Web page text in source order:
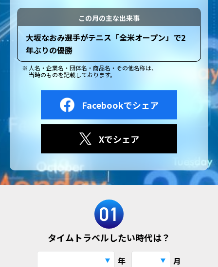
この月の主な出来事
大坂なおみ選手がテニス「全米オープン」で2
年ぶりの優勝
人名・企業名・団体名・商品名・その他名称は、
当時のものを記載しております。
Facebookでシェア
Xでシェア
タイムトラベルしたい時代は？
年 月